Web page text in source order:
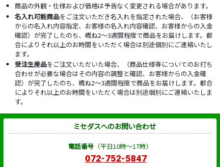
商品の外観・仕様および価格は予告なく変更される場合があります。
名入れ可能商品をご注文いただき名入れを指定された場合、（お客様
からの名入れ内容指定、お客様の名入れ内容確認、お客様からの入金
確認）が完了したのち、概ね2～3週間程度で商品をお届けします。都
合によりそれ以上のお時間をいただく場合は別途個別にご連絡いたし
ます。
受注生産品をご注文いただいた場合、（商品仕様等についてのお打ち
合わせが必要な場合はその内容の調整と確認、お客様からの入金確
認）が完了したのち、概ね2～3週間程度で商品をお届けします。都合
によりそれ以上のお時間をいただく場合は別途個別にご連絡いたしま
す。
ミセダスへのお問い合わせ
電話番号（平日10時～17時）
072-752-5847